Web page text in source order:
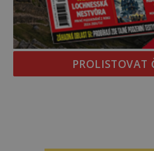
PROLISTOVAT